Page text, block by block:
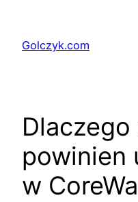
treściGolczyk.com
powinien
w